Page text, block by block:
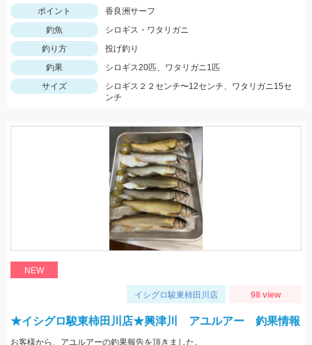
ポイント
香良洲サーフ
釣魚
シロギス・ワタリガニ
釣り方
投げ釣り
釣果
シロギス20匹、ワタリガニ1匹
サイズ
シロギス２２センチ〜12センチ、ワタリガニ15セ
ンチ
NEW
イシグロ駿東柿田川店 98 view
★イシグロ駿東柿田川店★興津川 アユルアー 釣果情報
お客様から、アユルアーの釣果報告を頂きました。